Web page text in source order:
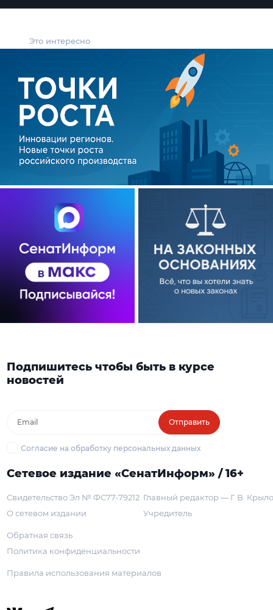
Это интересно
Подпишитесь чтобы быть в курсе
новостей
Отправить
Согласие на обработку персональных данных
Сетевое издание «СенатИнформ» / 16+
Свидетельство Эл № ФС77-79212
О сетевом издании
Главный редактор — Г. В.
Учредитель
Обратная связь
Политика конфиденциальности
Правила использования материалов